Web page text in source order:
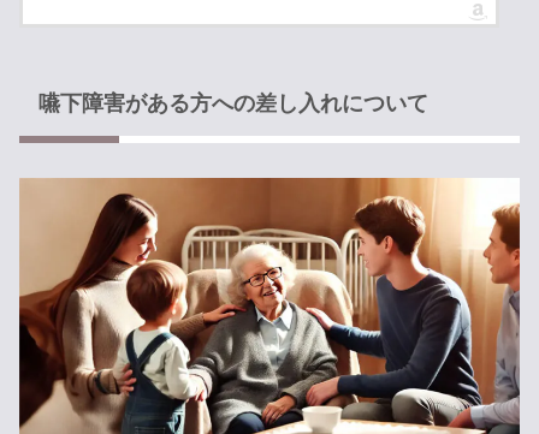
嚥下障害がある方への差し入れについて